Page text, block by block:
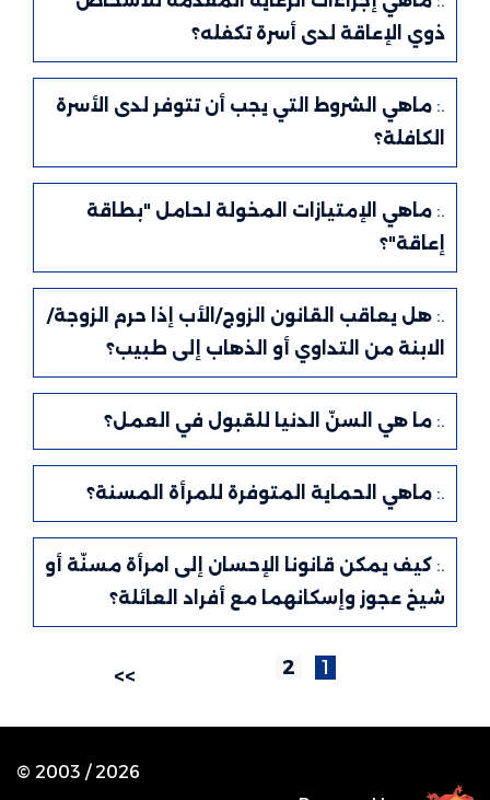
ذوي الإعاقة لدى أسرة تكفله؟
ماهي الشروط التي يجب أن تتوفر لدى الأسرة
الكافلة؟
ماهي الإمتيازات المخولة لحامل "بطاقة
إعاقة"؟
هل يعاقب القانون الزوج/الأب إذا حرم الزوجة/
الابنة من التداوي أو الذهاب إلى طبيب؟
ما هي السنّ الدنيا للقبول في العمل؟
ماهي الحماية المتوفرة للمرأة المسنة؟
كيف يمكن قانونا الإحسان إلى امرأة مسنّة أو
شيخ عجوز وإسكانهما مع أفراد العائلة؟
>>
© 2003 /2026